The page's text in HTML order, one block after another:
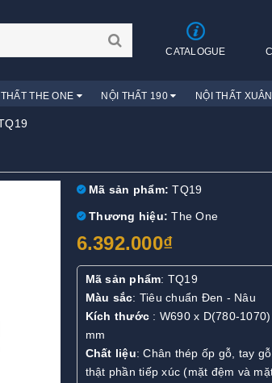
CATALOGUE
THẤT THE ONE NỘI THẤT 190 NỘI THẤT
Mã sản phẩm: TQ19
Thương hiệu: The One
6.392.000₫
Mã sản phẩm: TQ19
Màu sắc: Tiêu chuẩn Đen - Nâu
Kích thước : W690 x D(780-
mm
Chất liệu: Chân thép ốp gỗ, tay
thật phần tiếp xúc (mặt đệm và